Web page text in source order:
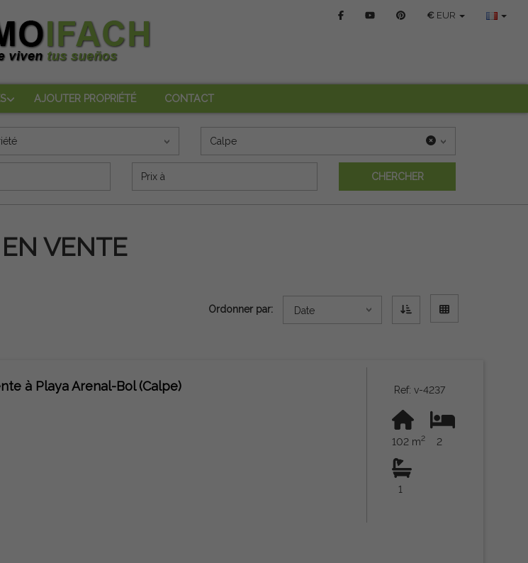
€ EUR
AJOUTER PROPRIÉTÉ CONTACT
Calpe
CHERCHER
VENTE
Ordonner par: Date
à Playa Arenal-Bol (Calpe) Ref: v-4237
102 m2 2
1